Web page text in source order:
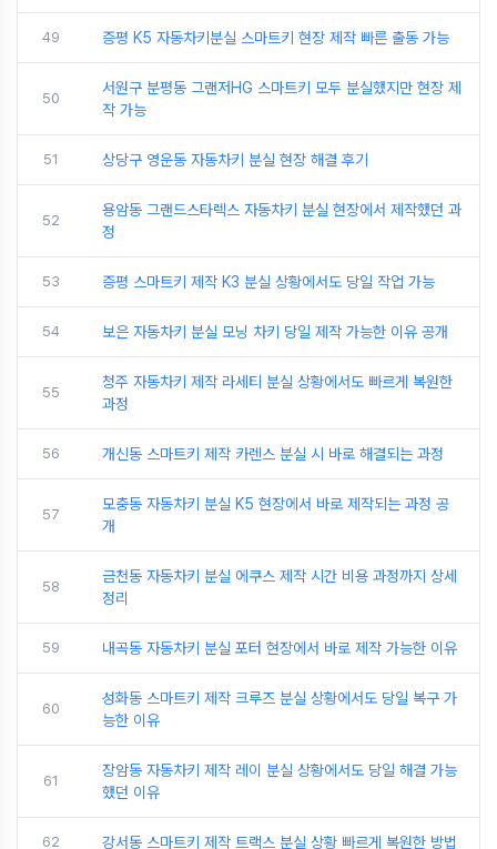
49 증평 K5 자동차키분실 스마트키 현장 제작 빠른 출동 가능
50
서원구 분평동 그랜저HG 스마트키 모두 분실했지만 현장 제
작 가능
51 상당구 영운동 자동차키 분실 현장 해결 후기
52
용암동 그랜드스타렉스 자동차키 분실 현장에서 제작했던 과
정
53 증평 스마트키 제작 K3 분실 상황에서도 당일 작업 가능
54 보은 자동차키 분실 모닝 차키 당일 제작 가능한 이유 공개
55
청주 자동차키 제작 라세티 분실 상황에서도 빠르게 복원한
과정
56 개신동 스마트키 제작 카렌스 분실 시 바로 해결되는 과정
57
모충동 자동차키 분실 K5 현장에서 바로 제작되는 과정 공
개
58
금천동 자동차키 분실 에쿠스 제작 시간 비용 과정까지 상세
정리
59 내곡동 자동차키 분실 포터 현장에서 바로 제작 가능한 이유
60
성화동 스마트키 제작 크루즈 분실 상황에서도 당일 복구 가
능한 이유
61
장암동 자동차키 제작 레이 분실 상황에서도 당일 해결 가능
했던 이유
62 강서동 스마트키 제작 트랙스 분실 상황 빠르게 복원한 방법